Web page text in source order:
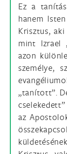
Ez a
hanem
Krisztus,
mint Izrael
azon
személye,
„tanított”.
cselekedett”
az